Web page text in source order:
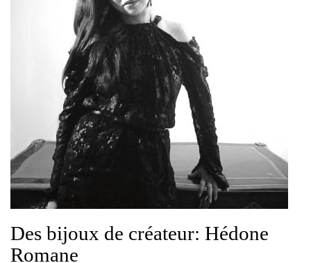
Des bijoux de créateur: Hédone
Romane